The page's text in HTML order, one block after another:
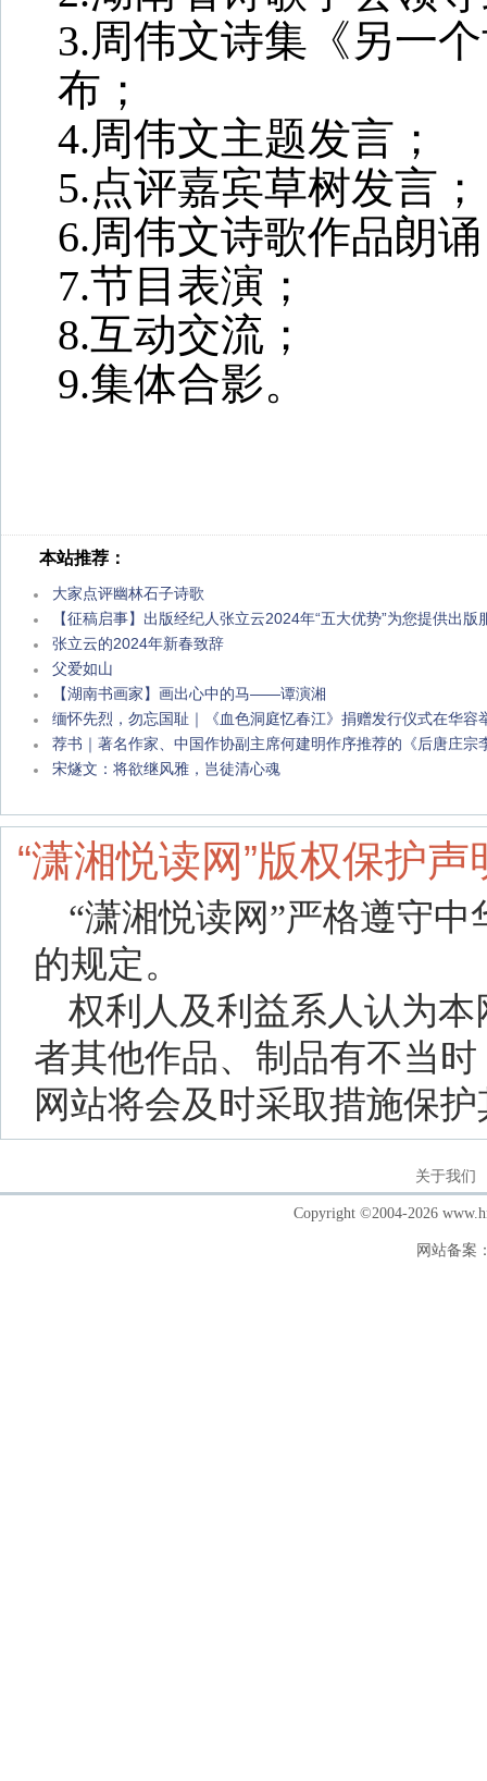
3.周伟文诗集《另一
布；
4.周伟文主题发言；
5.点评嘉宾草树发言；
6.周伟文诗歌作品朗
7.节目表演；
8.互动交流；
9.集体合影。
本站推荐：
大家点评幽林石子诗歌
【征稿启事】出版经纪人张立云2024年“五大优势”为您提供出版
张立云的2024年新春致辞
父爱如山
【湖南书画家】画出心中的马——谭演湘
缅怀先烈，勿忘国耻｜《血色洞庭忆春江》捐赠发行仪式在华容
荐书｜著名作家、中国作协副主席何建明作序推荐的《后唐庄宗
宋燧文：将欲继风雅，岂徒清心魂
“潇湘悦读网”版权保护声
“潇湘悦读网”严格遵守
的规定。
权利人及利益系人认为
者其他作品、制品有不当
网站将会及时采取措施保
关于我们
Copyright ©2004-2026
网站备案